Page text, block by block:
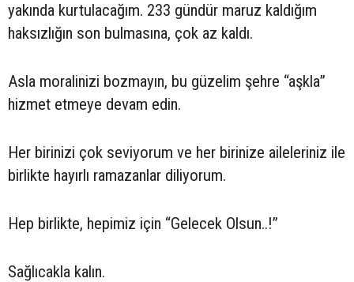
yakında kurtulacağım. 233 gündür maruz kaldığım
haksızlığın son bulmasına, çok az kaldı.
Asla moralinizi bozmayın, bu güzelim şehre “aşkla”
hizmet etmeye devam edin.
Her birinizi çok seviyorum ve her birinize aileleriniz ile
birlikte hayırlı ramazanlar diliyorum.
Hep birlikte, hepimiz için “Gelecek Olsun..!”
Sağlıcakla kalın.